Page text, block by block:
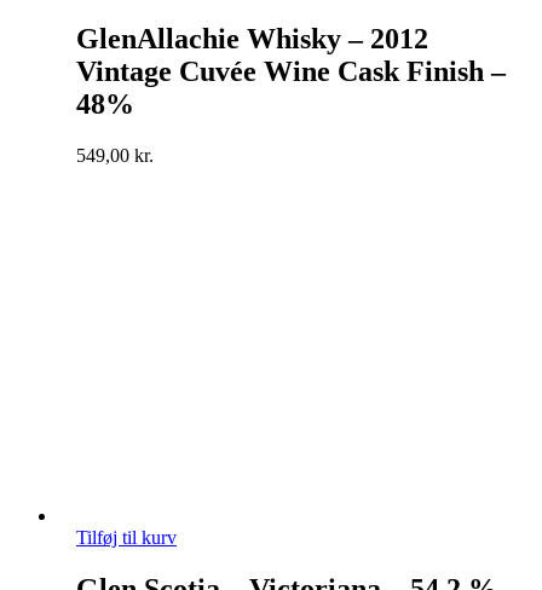
GlenAllachie Whisky – 2012
Vintage Cuvée Wine Cask Finish –
48%
549,00 kr.
Tilføj til kurv